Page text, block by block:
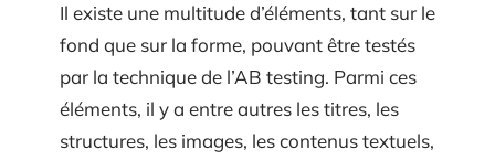
Il existe une multitude d’éléments, tant sur le
fond que sur la forme, pouvant être testés
par la technique de l’AB testing. Parmi ces
éléments, il y a entre autres les titres, les
structures, les images, les contenus textuels,